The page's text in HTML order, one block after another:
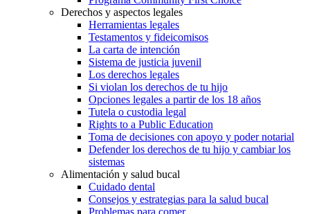
Derechos y aspectos legales
Herramientas legales
Testamentos y fideicomisos
La carta de intención
Sistema de justicia juvenil
Los derechos legales
Si violan los derechos de tu hijo
Opciones legales a partir de los 18 años
Tutela o custodia legal
Rights to a Public Education
Toma de decisiones con apoyo y poder notarial
Defender los derechos de tu hijo y cambiar los
sistemas
Alimentación y salud bucal
Cuidado dental
Consejos y estrategias para la salud bucal
Problemas para comer